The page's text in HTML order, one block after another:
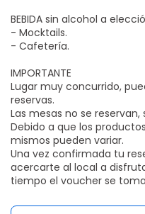
BEBIDA sin alcohol a
- Mocktails.
- Cafetería.
IMPORTANTE
Lugar muy concurrido,
reservas.
Las mesas no se
Debido a que los
mismos pueden variar.
Una vez confirmada tu
acercarte al local a
tiempo el voucher se